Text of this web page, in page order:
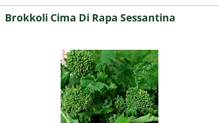
Brokkoli Cima Di Rapa Sessantina